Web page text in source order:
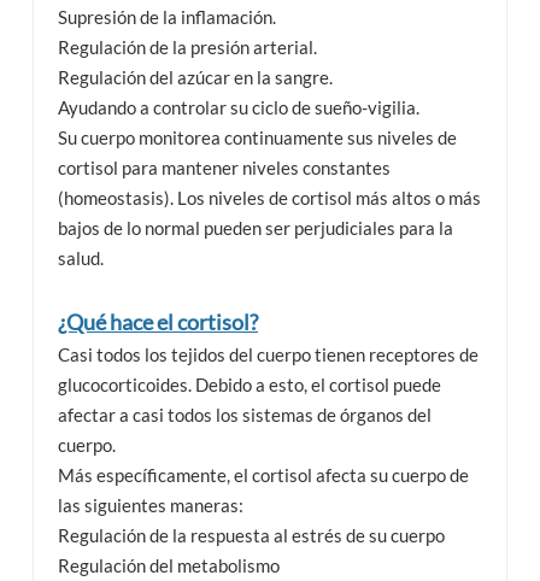
Supresión de la inflamación.
Regulación de la presión arterial.
Regulación del azúcar en la sangre.
Ayudando a controlar su ciclo de sueño-vigilia.
Su cuerpo monitorea continuamente sus niveles de
cortisol para mantener niveles constantes
(homeostasis). Los niveles de cortisol más altos o más
bajos de lo normal pueden ser perjudiciales para la
salud.
¿Qué hace el cortisol?
Casi todos los tejidos del cuerpo tienen receptores de
glucocorticoides. Debido a esto, el cortisol puede
afectar a casi todos los sistemas de órganos del
cuerpo.
Más específicamente, el cortisol afecta su cuerpo de
las siguientes maneras:
Regulación de la respuesta al estrés de su cuerpo
Regulación del metabolismo